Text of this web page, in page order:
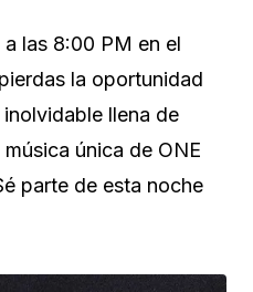
las 8:00 PM en el
la oportunidad
llena de
única de ONE
parte de esta noche